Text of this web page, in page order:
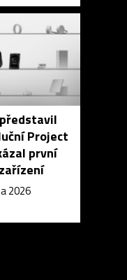
Project
první
2026